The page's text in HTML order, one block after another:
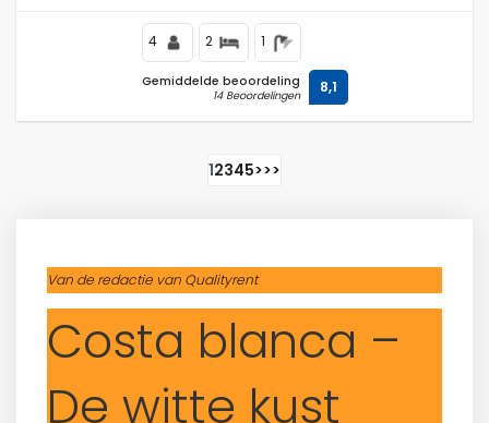
4 2 1
Gemiddelde beoordeling
14 Beoordelingen 8,1
12345>>>
Van de redactie van Qualityrent
Costa blanca –
De witte kust